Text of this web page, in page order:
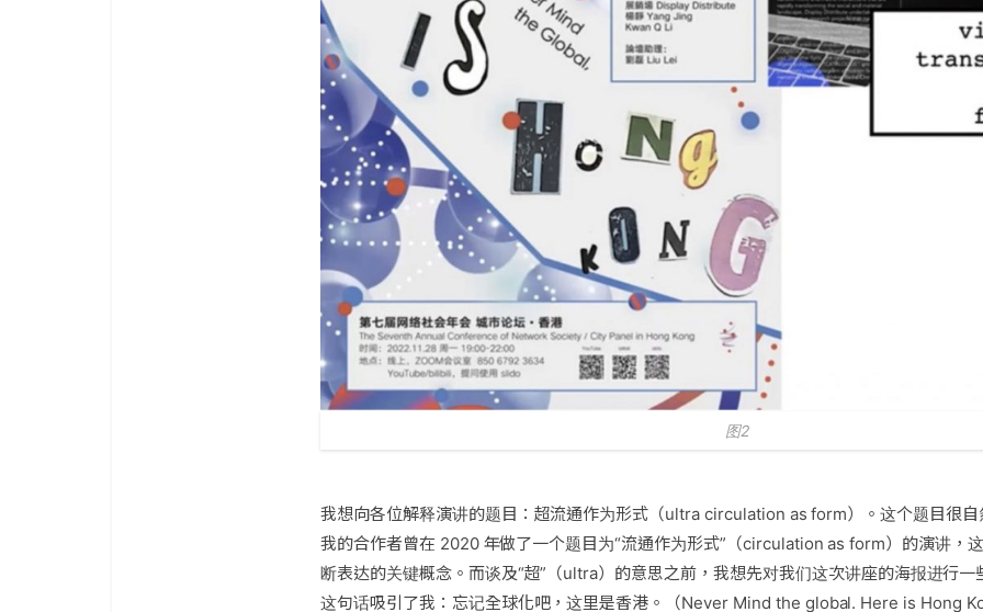
图2
我想向各位解释演讲的题目：超流通作为形式（ultra circulation as form）。这个题目很
我的合作者曾在 2020 年做了一个题目为“流通作为形式”（circulation as form）的演讲，
断表达的关键概念。而谈及“超”（ultra）的意思之前，我想先对我们这次讲座的海报进行
这句话吸引了我：忘记全球化吧，这里是香港。（Never Mind the global. Here is Hong